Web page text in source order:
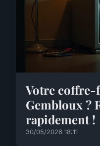
Votre coffre-
Gembloux ?
rapidement !
30/05/2026 18:11